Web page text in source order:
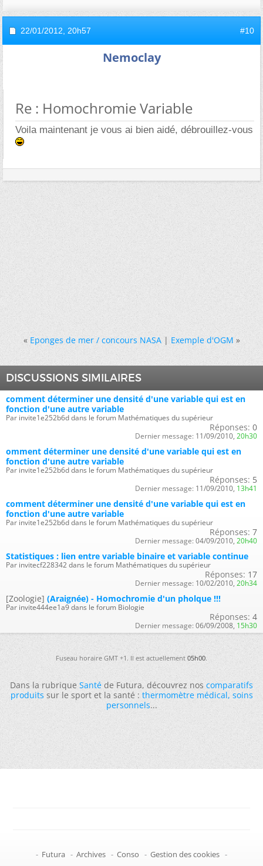
22/01/2012, 20h57 #10
Nemoclay
Re : Homochromie Variable
Voila maintenant je vous ai bien aidé, débrouillez-vous
« Eponges de mer / concours NASA|Exemple d'OGM »
DISCUSSIONS SIMILAIRES
comment déterminer une densité d'une variable qui est en
fonction d'une autre variable
Par invite1e252b6d dans le forum Mathématiques du supérieur
Réponses: 0
Dernier message: 11/09/2010, 20h30
omment déterminer une densité d'une variable qui est en
fonction d'une autre variable
Par invite1e252b6d dans le forum Mathématiques du supérieur
Réponses: 5
Dernier message: 11/09/2010, 13h41
comment déterminer une densité d'une variable qui est en
fonction d'une autre variable
Par invite1e252b6d dans le forum Mathématiques du supérieur
Réponses: 7
Dernier message: 04/09/2010, 20h40
Statistiques : lien entre variable binaire et variable continue
Par invitecf228342 dans le forum Mathématiques du supérieur
Réponses: 17
Dernier message: 10/02/2010, 20h34
[Zoologie] (Araignée) - Homochromie d'un pholque !!!
Par invite444ee1a9 dans le forum Biologie
Réponses: 4
Dernier message: 06/09/2008, 15h30
Fuseau horaire GMT +1. Il est actuellement05h00.
Dans la rubriqueSantéde Futura, découvrez noscomparatifs
produitssur le sport et la santé :thermomètre médical,soins
personnels...
- Futura - Archives - Conso - Gestion des cookies -